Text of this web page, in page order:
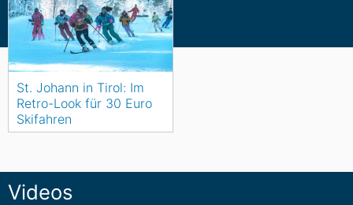
St. Johann in Tirol: Im
Retro-Look für 30 Euro
Skifahren
Videos